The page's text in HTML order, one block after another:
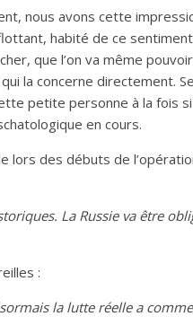
nous avons cette
habité de ce
que l’on va même
la concerne directement.
petite personne à la fois
en cours.
lors des débuts de
La Russie va être
:
la lutte réelle a